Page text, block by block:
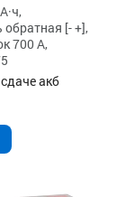
[- +],
700 А,
акб